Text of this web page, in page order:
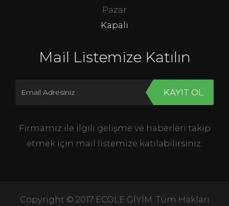
Pazar
Kapalı
Mail Listemize Katılın
KAYIT OL
Firmamız ile ilgili gelişme ve haberleri takip
etmek için mail listemize katılabilirsiniz.
Copyright © 2017 ECOLE GİYİM. Tüm Hakları